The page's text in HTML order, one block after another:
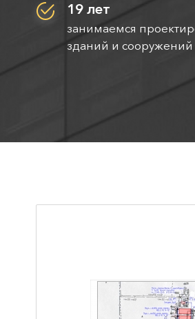
19 лет
занимаемся
зданий и сооружений